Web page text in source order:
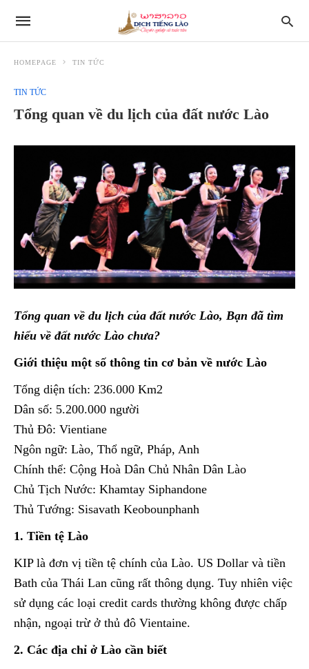
HOMEPAGE TIN TỨC
TIN TỨC
Tổng quan về du lịch của đất nước Lào
Tổng quan về du lịch của đất nước Lào, Bạn đã tìm
hiểu về đất nước Lào chưa?
Giới thiệu một số thông tin cơ bản về nước Lào
Tổng diện tích: 236.000 Km2
Dân số: 5.200.000 người
Thủ Đô: Vientiane
Ngôn ngữ: Lào, Thổ ngữ, Pháp, Anh
Chính thể: Cộng Hoà Dân Chủ Nhân Dân Lào
Chủ Tịch Nước: Khamtay Siphandone
Thủ Tướng: Sisavath Keobounphanh
1. Tiền tệ Lào
KIP là đơn vị tiền tệ chính của Lào. US Dollar và tiền
Bath của Thái Lan cũng rất thông dụng. Tuy nhiên việc
sử dụng các loại credit cards thường không được chấp
nhận, ngoại trừ ở thủ đô Vientaine.
2. Các địa chỉ ở Lào cần biết